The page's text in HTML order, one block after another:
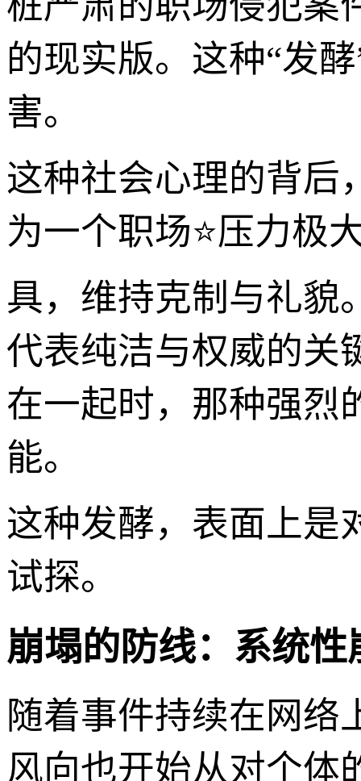
的现实版。这种“发
害。
这种社会心理的背后
为一个职场⭐压力极
具，维持克制与礼貌
代表纯洁与权威的关
在一起时，那种强烈
能。
这种发酵，表面上是
试探。
崩塌的防线：系统
随着事件持续在网络
风向也开始从对个体